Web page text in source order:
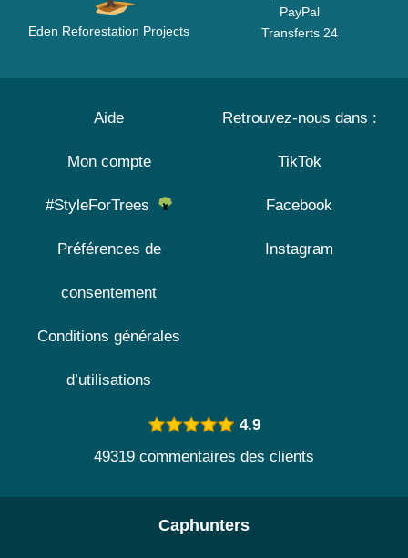
Eden Reforestation Projects
PayPal
Transferts 24
Aide
Mon compte
#StyleForTrees
Préférences de
consentement
Conditions générales
d’utilisations
Retrouvez-nous dans :
TikTok
Facebook
Instagram
4.9
49319 commentaires des clients
Caphunters